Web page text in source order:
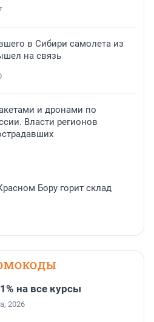
в Сибири самолета из
на связь
и дронами по
Власти регионов
Бору горит склад
на все курсы
2026